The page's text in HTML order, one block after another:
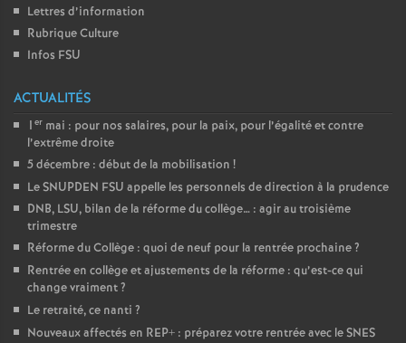
Lettres d’information
Rubrique Culture
Infos FSU
ACTUALITÉS
1 er mai : pour nos salaires, pour la paix, pour l’égalité et contre
l’extrême droite
5 décembre : début de la mobilisation !
Le SNUPDEN FSU appelle les personnels de direction à la prudence
DNB, LSU, bilan de la réforme du collège… : agir au troisième
trimestre
Réforme du Collège : quoi de neuf pour la rentrée prochaine?
Rentrée en collège et ajustements de la réforme : qu’est-ce qui
change vraiment?
Le retraité, ce nanti ?
Nouveaux affectés en REP+ : préparez votre rentrée avec le SNES